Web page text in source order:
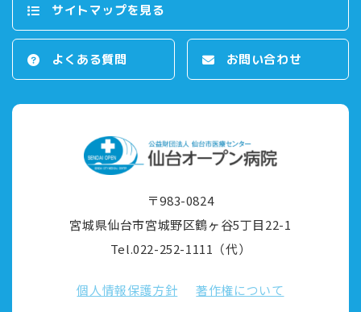
サイトマップを⾒る
よくある質問 お問い合わせ
〒983-0824
宮城県仙台市宮城野区鶴ヶ⾕5丁⽬22-1
Tel.022-252-1111（代）
個⼈情報保護⽅針 著作権について